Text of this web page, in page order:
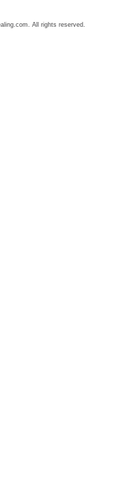
All rights reserved.